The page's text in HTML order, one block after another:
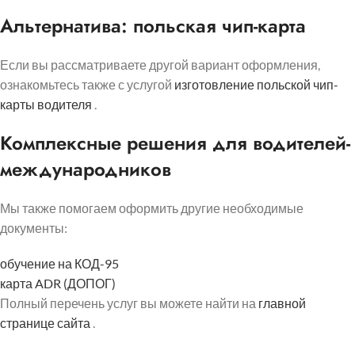
Альтернатива: польская чип-карта
Если вы рассматриваете другой вариант оформления,
ознакомьтесь также с услугой изготовление польской чип-
карты водителя
Комплексные решения для водителей-
международников
Мы также помогаем оформить другие необходимые
документы:
обучение на КОД-95
карта ADR (ДОПОГ)
Полный перечень услуг вы можете найти на главной
странице сайта